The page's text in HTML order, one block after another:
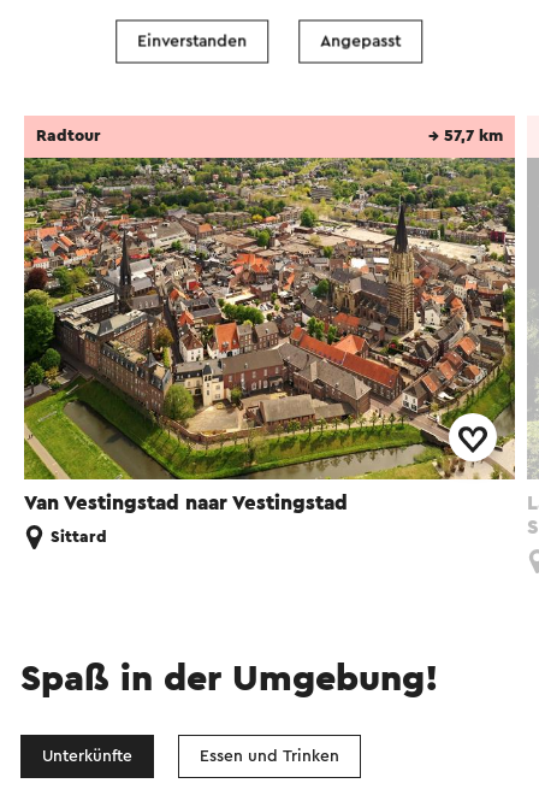
Van Vestingstad naar Vestingstad
Radtour → 57,7 km
Sittard
Spaß in der Umgebung!
Unterkünfte Essen und Trinken
Einverstanden Angepasst